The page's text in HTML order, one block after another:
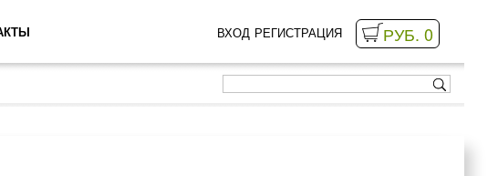
ВХОД РЕГИСТРАЦИЯ РУБ. 0